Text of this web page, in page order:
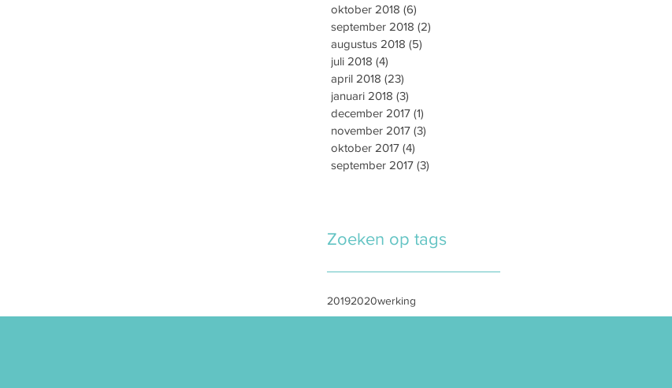
oktober 2018 (6)
september 2018 (2)
augustus 2018 (5)
juli 2018 (4)
april 2018 (23)
januari 2018 (3)
december 2017 (1)
november 2017 (3)
oktober 2017 (4)
september 2017 (3)
Zoeken op tags
20192020werking